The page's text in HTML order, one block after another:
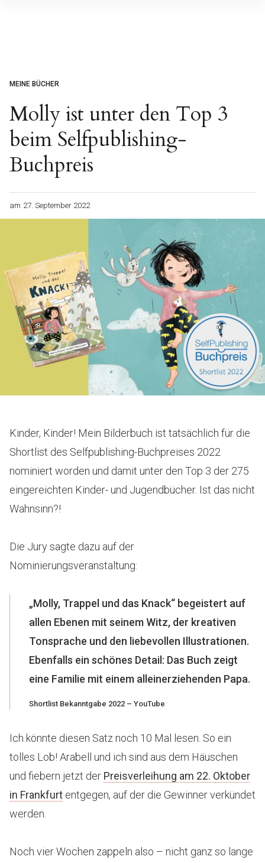
MEINE BÜCHER
Molly ist unter den Top 3
beim Selfpublishing-
Buchpreis
am 27. September 2022
Kinder, Kinder! Mein Bilderbuch ist tatsächlich für die
Shortlist des Selfpublishing-Buchpreises 2022
nominiert worden und damit unter den Top 3 der 275
eingereichten Kinder- und Jugendbücher. Ist das nicht
Wahnsinn?!
Die Jury sagte dazu auf der
Nominierungsveranstaltung:
„Molly, Trappel und das Knack“ begeistert auf
allen Ebenen mit seinem Witz, der kreativen
Tonsprache und den liebevollen Illustrationen.
Ebenfalls ein schönes Detail: Das Buch zeigt
eine Familie mit einem alleinerziehenden Papa.
Shortlist Bekanntgabe 2022 – YouTube
Ich könnte diesen Satz noch 10 Mal lesen. So ein
tolles Lob! Arabell und ich sind aus dem Häuschen
und fiebern jetzt der Preisverleihung am 22. Oktober
in Frankfurt entgegen, auf der die Gewinner verkündet
werden.
Noch vier Wochen zappeln also – nicht ganz so lange